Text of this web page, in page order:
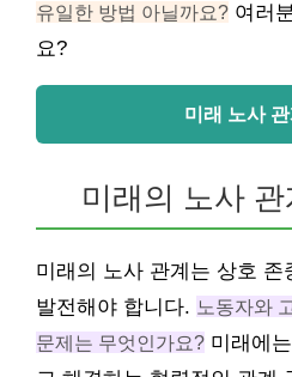
유일한 방법 아닐까요? 여러
요?
미래 노사
미래의 노사
미래의 노사 관계는 상호 존
발전해야 합니다. 노동자와
문제는 무엇인가요? 미래에